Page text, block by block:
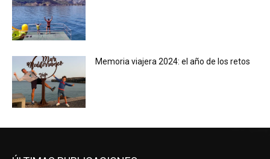
Memoria viajera 2024: el año de los retos